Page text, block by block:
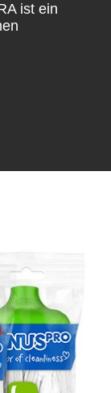
ist ein